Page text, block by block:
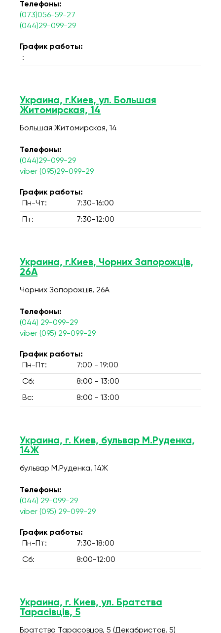
Телефоны:
(073)056-59-27
(044)29-099-29
График работы:
:
Украина, г.Киев, ул. Большая
Житомирская, 14
Большая Житомирская, 14
Телефоны:
(044)29-099-29
viber (095)29-099-29
График работы:
Пн-Чт:
7:30-16:00
Пт: 7:30-12:00
Украина, г.Киев, Чорних Запорожців,
26А
Чорних Запорожців, 26А
Телефоны:
(044) 29-099-29
viber (095) 29-099-29
График работы:
Пн-Пт:
7:00 - 19:00
Сб: 8:00 - 13:00
Вс: 8:00 - 13:00
Украина, г. Киев, бульвар М.Руденка,
14Ж
бульвар М.Руденка, 14Ж
Телефоны:
(044) 29-099-29
viber (095) 29-099-29
График работы:
Пн-Пт:
7:30-18:00
Сб: 8:00-12:00
Украина, г. Киев, ул. Братства
Тарасівців, 5
Братства Тарасовцов, 5 (Декабристов, 5)